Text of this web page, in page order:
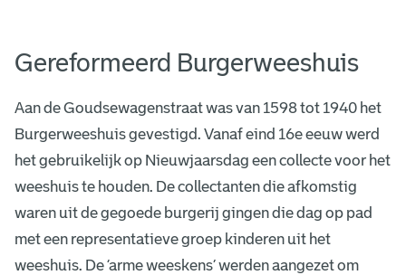
aGereformeerd Burgerweeshuis
Aan de Goudsewagenstraat was van 1598 tot 1940 het
Burgerweeshuis gevestigd. Vanaf eind 16e eeuw werd
het gebruikelijk op Nieuwjaarsdag een collecte voor het
weeshuis te houden. De collectanten die afkomstig
waren uit de gegoede burgerij gingen die dag op pad
met een representatieve groep kinderen uit het
weeshuis. De ‘arme weeskens’ werden aangezet om